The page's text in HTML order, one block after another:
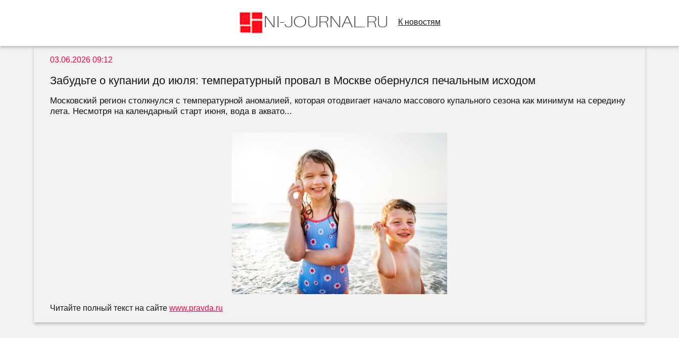
К новостям
03.06.2026 09:12
Забудьте о купании до июля: температурный провал в Москве обернулся печальным исходом
Московский регион столкнулся с температурной аномалией, которая отодвигает начало массового купального сезона как минимум на середину
лета. Несмотря на календарный старт июня, вода в аквато...
Читайте полный текст на сайтеwww.pravda.ru